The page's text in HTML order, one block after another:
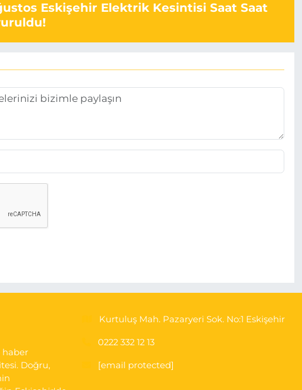
Eskişehir Elektrik Kesintisi Saat Saat
haber
Doğru,
Kurtuluş Mah. Pazaryeri Sok. No:1 Eskişehir
0222 332 12 13
[email protected]